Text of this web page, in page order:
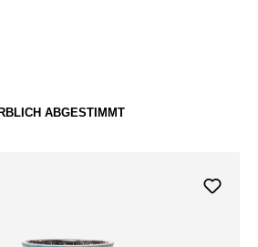
ABGESTIMMT